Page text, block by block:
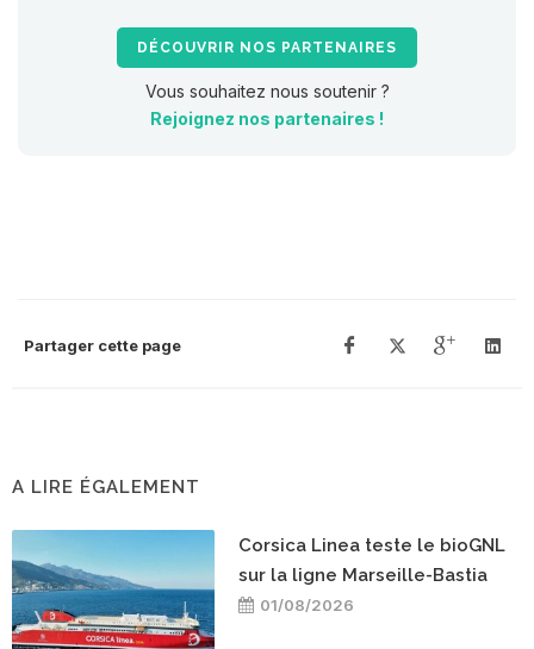
DÉCOUVRIR NOS PARTENAIRES
Vous souhaitez nous soutenir ?
Rejoignez nos partenaires !
Partager cette page
A LIRE ÉGALEMENT
Corsica Linea teste le bioGNL
sur la ligne Marseille-Bastia
01/08/2026